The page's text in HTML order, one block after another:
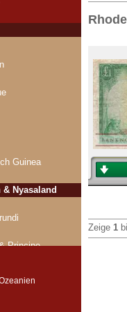
Guinea
& Nyasaland
Principe
Zeige 1